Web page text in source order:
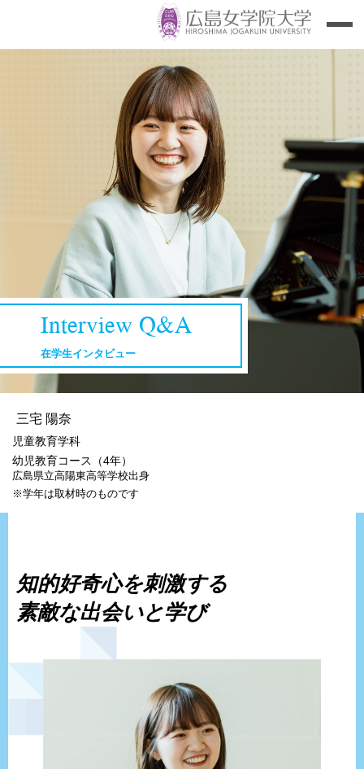
Interview Q&A
在学生インタビュー
三宅 陽奈
児童教育学科
幼児教育コース（4年）
広島県立高陽東高等学校出身
※学年は取材時のものです
知的好奇心を刺激する
素敵な出会いと学び